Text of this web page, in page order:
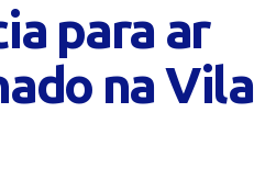
para ar
na Vila